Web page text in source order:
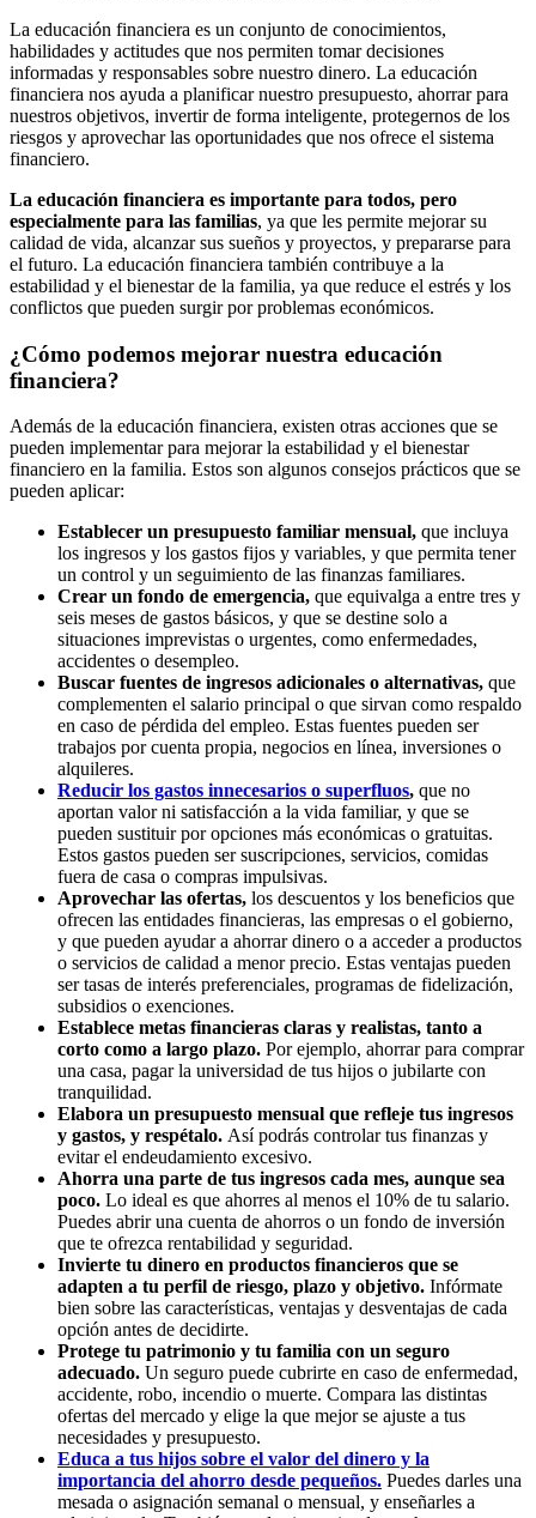
La educación financiera es un conjunto de conocimientos,
habilidades y actitudes que nos permiten tomar decisiones
informadas y responsables sobre nuestro dinero. La educación
financiera nos ayuda a planificar nuestro presupuesto, ahorrar para
nuestros objetivos, invertir de forma inteligente, protegernos de los
riesgos y aprovechar las oportunidades que nos ofrece el sistema
financiero.
La educación financiera es importante para todos, pero
especialmente para las familias, ya que les permite mejorar su
calidad de vida, alcanzar sus sueños y proyectos, y prepararse para
el futuro. La educación financiera también contribuye a la
estabilidad y el bienestar de la familia, ya que reduce el estrés y los
conflictos que pueden surgir por problemas económicos.
¿Cómo podemos mejorar nuestra educación
financiera?
Además de la educación financiera, existen otras acciones que se
pueden implementar para mejorar la estabilidad y el bienestar
financiero en la familia. Estos son algunos consejos prácticos que se
pueden aplicar:
Establecer un presupuesto familiar mensual, que incluya
los ingresos y los gastos fijos y variables, y que permita tener
un control y un seguimiento de las finanzas familiares.
Crear un fondo de emergencia, que equivalga a entre tres y
seis meses de gastos básicos, y que se destine solo a
situaciones imprevistas o urgentes, como enfermedades,
accidentes o desempleo.
Buscar fuentes de ingresos adicionales o alternativas, que
complementen el salario principal o que sirvan como respaldo
en caso de pérdida del empleo. Estas fuentes pueden ser
trabajos por cuenta propia, negocios en línea, inversiones o
alquileres.
Reducir los gastos innecesarios o superfluos, que no
aportan valor ni satisfacción a la vida familiar, y que se
pueden sustituir por opciones más económicas o gratuitas.
Estos gastos pueden ser suscripciones, servicios, comidas
fuera de casa o compras impulsivas.
Aprovechar las ofertas, los descuentos y los beneficios que
ofrecen las entidades financieras, las empresas o el gobierno,
y que pueden ayudar a ahorrar dinero o a acceder a productos
o servicios de calidad a menor precio. Estas ventajas pueden
ser tasas de interés preferenciales, programas de fidelización,
subsidios o exenciones.
Establece metas financieras claras y realistas, tanto a
corto como a largo plazo. Por ejemplo, ahorrar para comprar
una casa, pagar la universidad de tus hijos o jubilarte con
tranquilidad.
Elabora un presupuesto mensual que refleje tus ingresos
y gastos, y respétalo. Así podrás controlar tus finanzas y
evitar el endeudamiento excesivo.
Ahorra una parte de tus ingresos cada mes, aunque sea
poco. Lo ideal es que ahorres al menos el 10% de tu salario.
Puedes abrir una cuenta de ahorros o un fondo de inversión
que te ofrezca rentabilidad y seguridad.
Invierte tu dinero en productos financieros que se
adapten a tu perfil de riesgo, plazo y objetivo. Infórmate
bien sobre las características, ventajas y desventajas de cada
opción antes de decidirte.
Protege tu patrimonio y tu familia con un seguro
adecuado. Un seguro puede cubrirte en caso de enfermedad,
accidente, robo, incendio o muerte. Compara las distintas
ofertas del mercado y elige la que mejor se ajuste a tus
necesidades y presupuesto.
Educa a tus hijos sobre el valor del dinero y la
importancia del ahorro desde pequeños. Puedes darles una
mesada o asignación semanal o mensual, y enseñarles a